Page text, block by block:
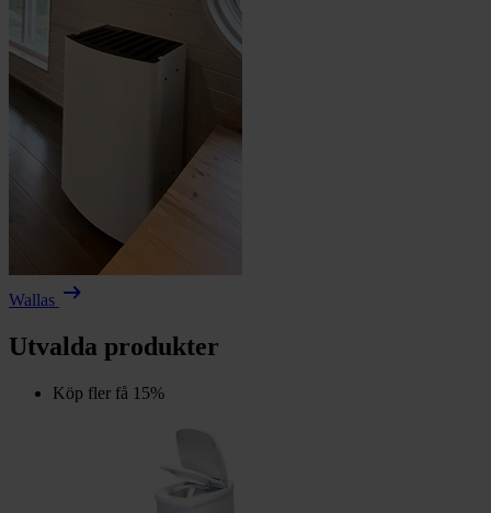
Wallas arrow_right_alt
Utvalda produkter
Köp fler få 15%